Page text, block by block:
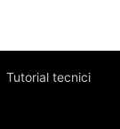
Tutorial tecnici